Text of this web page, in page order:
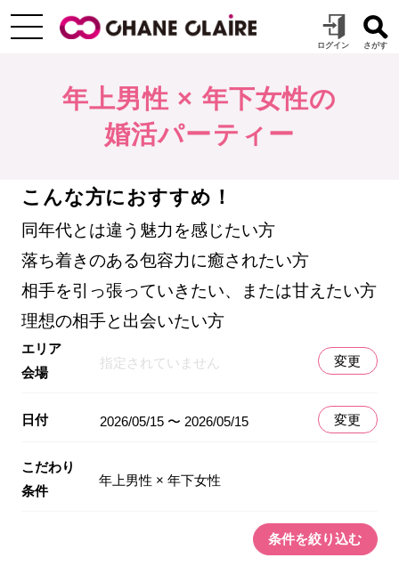
年上男性 × 年下女性の
婚活パーティー
こんな方におすすめ！
同年代とは違う魅力を感じたい方
落ち着きのある包容力に癒されたい方
相手を引っ張っていきたい、または甘えたい方
理想の相手と出会いたい方
エリア
会場
指定されていません 変更
日付 2026/05/15 〜 2026/05/15 変更
こだわり
条件
年上男性 × 年下女性
条件を絞り込む